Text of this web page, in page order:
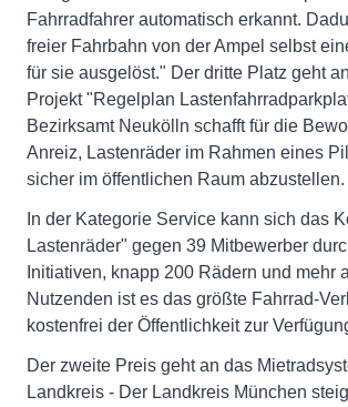
Fahrradfahrer automatisch erkannt.
freier Fahrbahn von der Ampel selbst
für sie ausgelöst." Der dritte Platz geht
Projekt "Regelplan
Bezirksamt Neukölln schafft für die
Anreiz, Lastenräder im Rahmen eines
sicher im öffentlichen Raum abzustellen.
In der Kategorie Service kann sich das
Lastenräder" gegen 39 Mitbewerber
Initiativen, knapp 200 Rädern und mehr
Nutzenden ist es das größte Fahrrad-
kostenfrei der Öffentlichkeit zur
Der zweite Preis geht an das
Landkreis - Der Landkreis München